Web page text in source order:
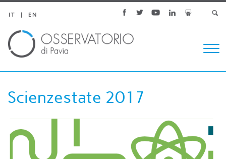
IT EN
Scienzestate 2017